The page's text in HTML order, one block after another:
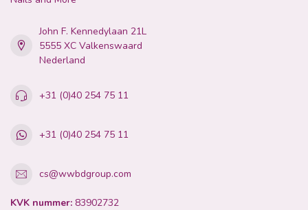
John F. Kennedylaan 21L
5555 XC Valkenswaard
Nederland
+31 (0)40 254 75 11
+31 (0)40 254 75 11
cs@wwbdgroup.com
KVK nummer: 83902732